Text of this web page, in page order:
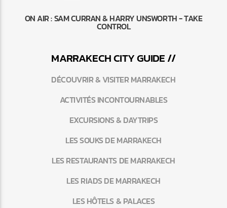
ON AIR :SAM CURRAN & HARRY UNSWORTH - TAKE
CONTROL
MARRAKECHCITY GUIDE //
DÉCOUVRIR & VISITER MARRAKECH
ACTIVITÉS INCONTOURNABLES
EXCURSIONS & DAYTRIPS
LES SOUKS DE MARRAKECH
LES RESTAURANTS DE MARRAKECH
LES RIADS DE MARRAKECH
LES HÔTELS & PALACES